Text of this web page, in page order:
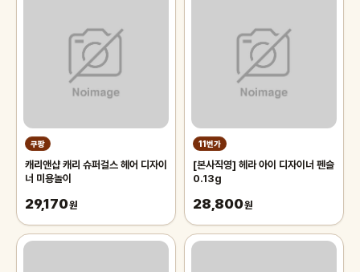
쿠팡
캐리앤샵 캐리 슈퍼걸스 헤어 디자이
너 미용놀이
29,170원
11번가
[본사직영] 헤라 아이 디자이너 펜슬
0.13g
28,800원